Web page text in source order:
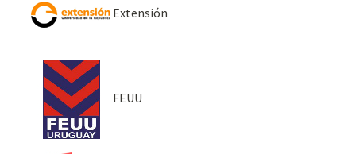
Extensión
FEUU